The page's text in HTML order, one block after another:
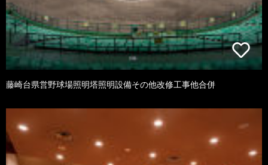
藤崎台県営野球場照明塔照明設備その他改修工事他合併